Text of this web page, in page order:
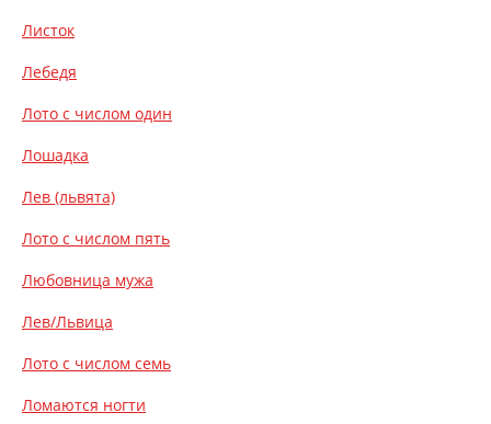
Листок
Лебедя
Лото с числом один
Лошадка
Лев (львята)
Лото с числом пять
Любовница мужа
Лев/Львица
Лото с числом семь
Ломаются ногти